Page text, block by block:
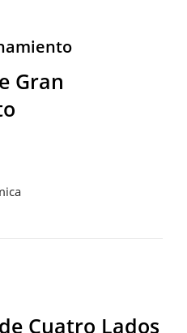
Gran
Cuatro Lados